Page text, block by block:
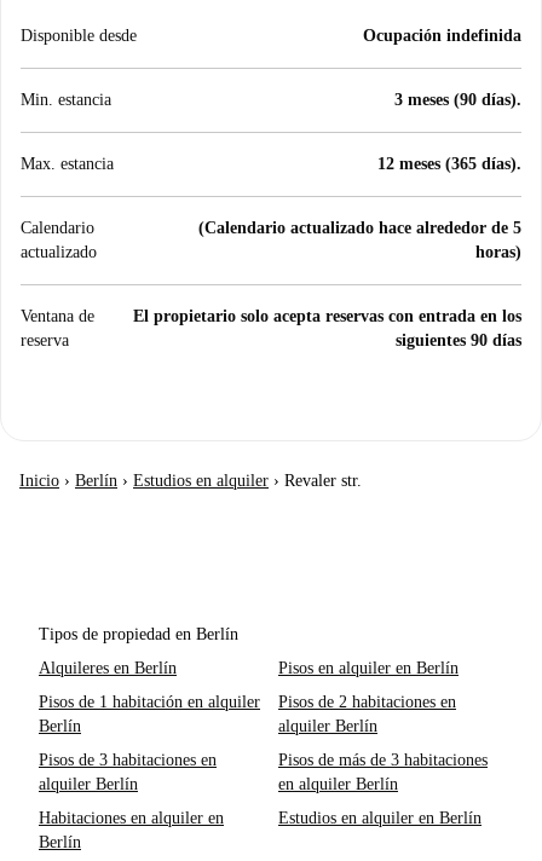
Disponible desde Ocupación indefinida
Min. estancia 3 meses (90 días).
Max. estancia 12 meses (365 días).
Calendario
actualizado
(Calendario actualizado hace alrededor de 5
horas)
Ventana de
reserva
El propietario solo acepta reservas con entrada en los
siguientes 90 días
Inicio › Berlín › Estudios en alquiler › Revaler str.
Tipos de propiedad en Berlín
Alquileres en Berlín
Pisos en alquiler en Berlín
Pisos de 1 habitación en alquiler
Berlín
Pisos de 2 habitaciones en
alquiler Berlín
Pisos de 3 habitaciones en
alquiler Berlín
Pisos de más de 3 habitaciones
en alquiler Berlín
Habitaciones en alquiler en
Berlín
Estudios en alquiler en Berlín